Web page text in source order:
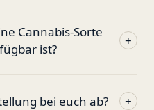
Cannabis-Sorte
ist?
+
bei euch ab? +